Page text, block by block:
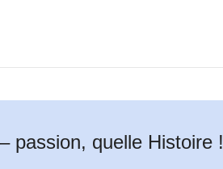
passion, quelle Histoire !